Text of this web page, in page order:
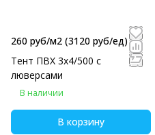
260 руб/м2 (3120 руб/eд)
Тент ПВХ 3х4/500 с
люверсами
В наличии
В корзину